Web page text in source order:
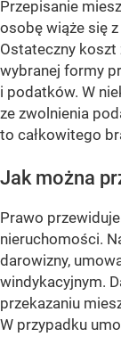
Przepisanie
osobę wiąże się
Ostateczny
wybranej formy
i podatków. W
ze zwolnienia
to całkowitego
Jak można
Prawo
nieruchomości.
darowizny,
windykacyjnym.
przekazaniu
W przypadku